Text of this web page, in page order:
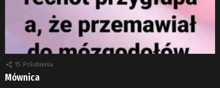
15 Polubienia
Mównica